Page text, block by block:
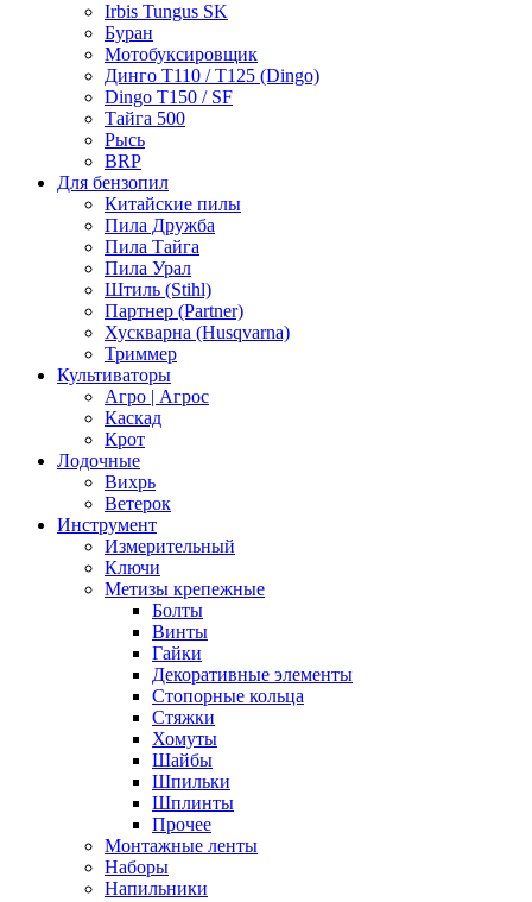
Irbis Tungus SK
Буран
Мотобуксировщик
Динго T110 / T125 (Dingo)
Dingo T150 / SF
Тайга 500
Рысь
BRP
Для бензопил
Китайские пилы
Пила Дружба
Пила Тайга
Пила Урал
Штиль (Stihl)
Партнер (Partner)
Хускварна (Husqvarna)
Триммер
Культиваторы
Агро | Агрос
Каскад
Крот
Лодочные
Вихрь
Ветерок
Инструмент
Измерительный
Ключи
Метизы крепежные
Болты
Винты
Гайки
Декоративные элементы
Стопорные кольца
Стяжки
Хомуты
Шайбы
Шпильки
Шплинты
Прочее
Монтажные ленты
Наборы
Напильники